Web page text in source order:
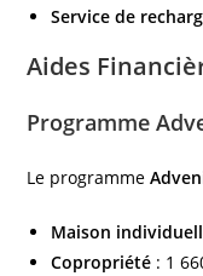
Service de
Aides
Programme
Le programme
Maison
Copropriété : 1